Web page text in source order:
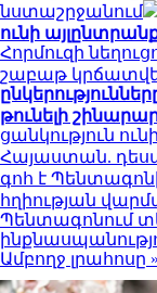
նստաշրջանում
ունի
Հորմուզի
շաբաթ
թունելի
ցանկություն
Հայաստան.
գոհ է
հղիության
Պենտագոնում
Ամբողջ լրահոսը »